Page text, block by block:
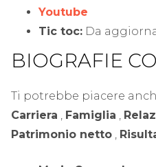
Youtube
Tic toc: Da
BIOGRAFIE
Ti potrebbe piacere
Carriera
Famiglia
Patrimonio netto